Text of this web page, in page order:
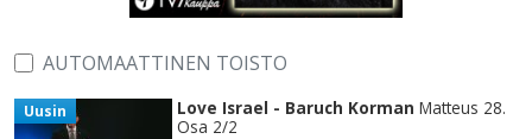
AUTOMAATTINEN TOISTO
Uusin Love Israel - Baruch Korman Matteus 28.
Osa 2/2